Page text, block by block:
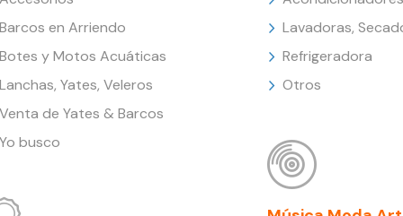
en Arriendo
y Motos Acuáticas
Yates, Veleros
de Yates & Barcos
busco
Lavadoras,
Refrigeradora
Otros